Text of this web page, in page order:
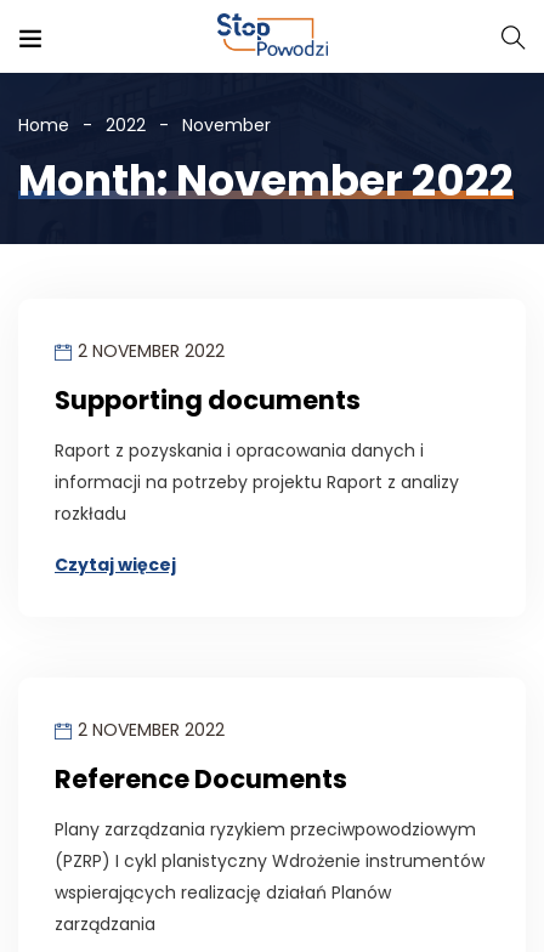
Home 2022 November
Month: November 2022
2 NOVEMBER 2022
Supporting documents
Raport z pozyskania i opracowania danych i
informacji na potrzeby projektu Raport z analizy
rozkładu
Czytaj więcej
2 NOVEMBER 2022
Reference Documents
Plany zarządzania ryzykiem przeciwpowodziowym
(PZRP) I cykl planistyczny Wdrożenie instrumentów
wspierających realizację działań Planów
zarządzania